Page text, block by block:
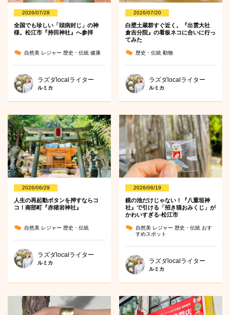
2026/07/28
全国でも珍しい「頭病封じ」の神
様。松江市『持田神社』へ参拝
自然美 レジャー 歴史・伝統 健康
ラズダlocalライター
ルミカ
2026/07/20
白壁土蔵群すぐ近く。『出雲大社
倉吉分院』の看板ネコに合いに行っ
てみた
歴史・伝統 動物
ラズダlocalライター
ルミカ
2026/06/29
人生の再起動ボタンを押すならコ
コ！南部町『赤猪岩神社』
自然美 レジャー 歴史・伝統
ラズダlocalライター
ルミカ
2026/06/19
鏡の池だけじゃない！『八重垣神
社』で引ける「招き猫おみくじ」が
かわいすぎる-松江市
自然美 レジャー 歴史・伝統 おす
すめスポット
ラズダlocalライター
ルミカ